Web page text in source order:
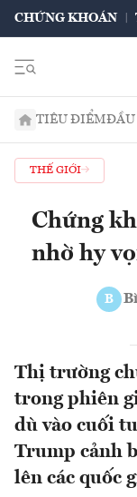
CHỨNG KHOÁN
TIÊU ĐIỂMĐẦU
THẾ GIỚI
Chứng
nhờ hy
B
Thị trường
trong phiên
dù vào cuối
Trump cảnh
lên các quốc